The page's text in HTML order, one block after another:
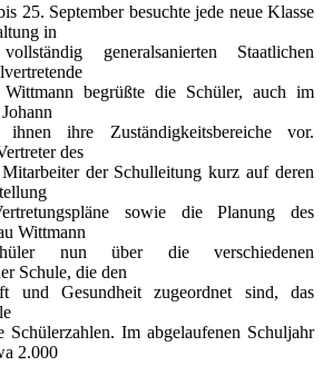
25. September besuchte jede neue Klasse
in
generalsanierten Staatlichen
Wittmann begrüßte die Schüler, auch im
ihre Zuständigkeitsbereiche vor.
des
Mitarbeiter der Schulleitung kurz auf deren
sowie die Planung des
Wittmann
nun über die verschiedenen
Schule, die den
und Gesundheit zugeordnet sind, das
Schülerzahlen. Im abgelaufenen Schuljahr
2.000